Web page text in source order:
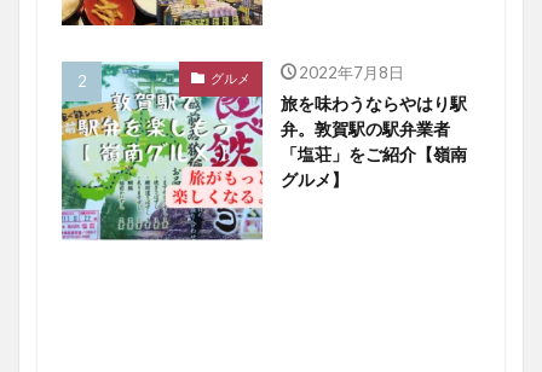
グルメ 2022年7月8日
旅を味わうならやはり駅
弁。敦賀駅の駅弁業者
「塩荘」をご紹介【嶺南
グルメ】